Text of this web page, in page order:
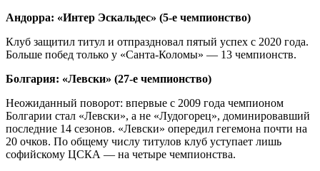
Андорра: «Интер Эскальдес» (5‑е чемпионство)
Клуб защитил титул и отпраздновал пятый успех с 2020 года.
Больше побед только у «Санта‑Коломы» — 13 чемпионств.
Болгария: «Левски» (27‑е чемпионство)
Неожиданный поворот: впервые с 2009 года чемпионом
Болгарии стал «Левски», а не «Лудогорец», доминировавший
последние 14 сезонов. «Левски» опередил гегемона почти на
20 очков. По общему числу титулов клуб уступает лишь
софийскому ЦСКА — на четыре чемпионства.